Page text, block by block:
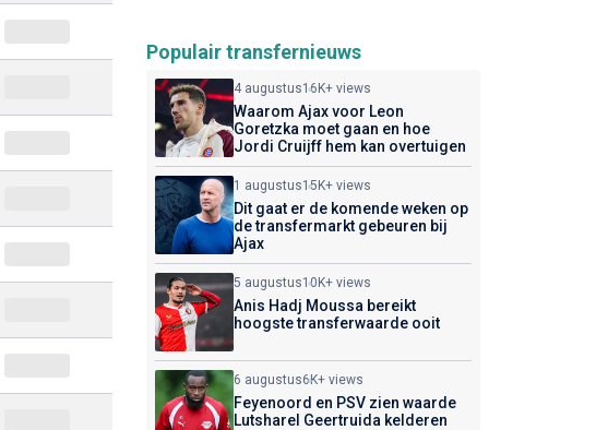
Populair transfernieuws
4 augustus16K+ views
Waarom Ajax voor Leon
Goretzka moet gaan en hoe
Jordi Cruijff hem kan overtuigen
1 augustus15K+ views
Dit gaat er de komende weken op
de transfermarkt gebeuren bij
Ajax
5 augustus10K+ views
Anis Hadj Moussa bereikt
hoogste transferwaarde ooit
6 augustus6K+ views
Feyenoord en PSV zien waarde
Lutsharel Geertruida kelderen